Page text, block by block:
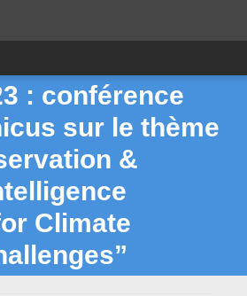
: conférence
sur le thème
&
Climate